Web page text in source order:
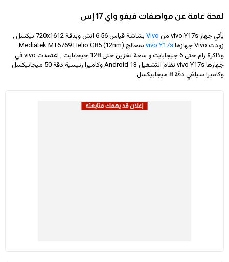
لمحة عامة عن مواصفات فيفو واي 17 إس
يأتي جهاز vivo Y17s من Vivo بشاشة قياس 6.56 انش وبدقة 720x1612 بيكسل ,
زودت Vivo جهازها
vivo Y17s
بمعالج Mediatek MT6769 Helio G85 (12nm)
وذاكرة رام حتى 6 جيجابايت و سعة تخزين حتى 128 جيجابايت , اعتمدت vivo في
جهازها vivo Y17s نظام التشغيل Android 13 وكاميرا رئيسية دقة 50 ميجابيكسل
وكاميرا سيلفي دقة 8 ميجابيكسل